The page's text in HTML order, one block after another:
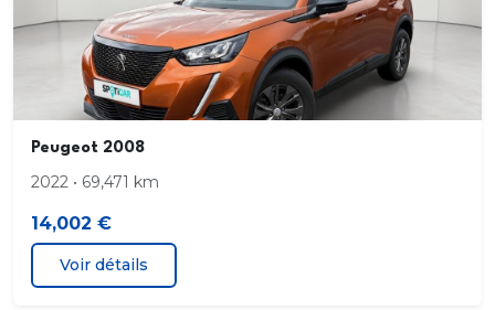
Préparation Isofix
Prise s 12V AV
Programme de stabilité de remorque
Protection des seuils de portes inox
Récupération d énergie au freinage moteur
Régulateur de vitesse
Peugeot 2008
2022 • 69,471 km
14,002 €
Voir détails